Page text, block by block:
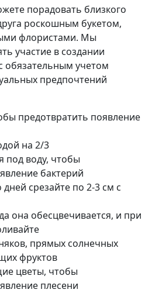
порадовать близкого
роскошным букетом,
флористами. Мы
участие в создании
обязательным учетом
предпочтений
предотвратить появление
на 2/3
под воду, чтобы
бактерий
срезайте по 2-3 см с
она обесцвечивается, и при
прямых солнечных
фруктов
цветы, чтобы
плесени